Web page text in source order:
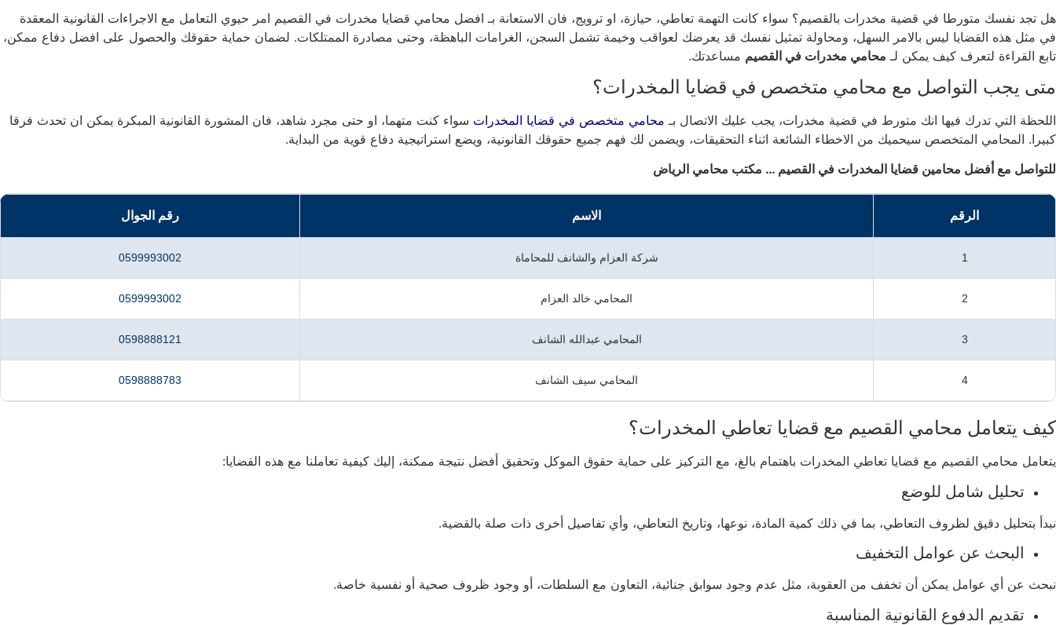
هل تجد نفسك متورطا في قضية مخدرات بالقصيم؟ سواء كانت التهمة تعاطي، حيازة، او ترويج، فان الاستعانة بـ افضل محامي قضايا مخدرات في القصيم امر حيوي التعامل مع الاجراءات القانونية المعقدة
في مثل هذه القضايا ليس بالامر السهل، ومحاولة تمثيل نفسك قد يعرضك لعواقب وخيمة تشمل السجن، الغرامات الباهظة، وحتى مصادرة الممتلكات. لضمان حماية حقوقك والحصول على افضل دفاع ممكن،
تابع القراءة لتعرف كيف يمكن لـ محامي مخدرات في القصيم مساعدتك.
متى يجب التواصل مع محامي متخصص في قضايا المخدرات؟
اللحظة التي تدرك فيها انك متورط في قضية مخدرات، يجب عليك الاتصال بـ محامي متخصص في قضايا المخدرات سواء كنت متهما، او حتى مجرد شاهد، فان المشورة القانونية المبكرة يمكن ان تحدث فرقا
كبيرا. المحامي المتخصص سيحميك من الاخطاء الشائعة اثناء التحقيقات، ويضمن لك فهم جميع حقوقك القانونية، ويضع استراتيجية دفاع قوية من البداية.
للتواصل مع أفضل محامين قضايا المخدرات في القصيم … مكتب محامي الرياض
الرقم الاسم رقم الجوال
1 شركة العزام والشانف للمحاماة 0599993002
2 المحامي خالد العزام 0599993002
3 المحامي عبدالله الشانف 0598888121
4 المحامي سيف الشانف 0598888783
كيف يتعامل محامي القصيم مع قضايا تعاطي المخدرات؟
يتعامل محامي القصيم مع قضايا تعاطي المخدرات باهتمام بالغ، مع التركيز على حماية حقوق الموكل وتحقيق أفضل نتيجة ممكنة، إليك كيفية تعاملنا مع هذه القضايا:
تحليل شامل للوضع
نبدأ بتحليل دقيق لظروف التعاطي، بما في ذلك كمية المادة، نوعها، وتاريخ التعاطي، وأي تفاصيل أخرى ذات صلة بالقضية.
البحث عن عوامل التخفيف
نبحث عن أي عوامل يمكن أن تخفف من العقوبة، مثل عدم وجود سوابق جنائية، التعاون مع السلطات، أو وجود ظروف صحية أو نفسية خاصة.
تقديم الدفوع القانونية المناسبة